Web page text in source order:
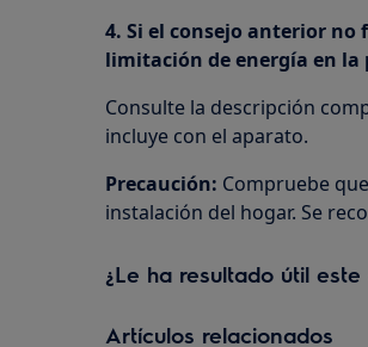
4. Si el consejo anterior no
limitación de energía en la
Consulte la descripción
incluye con el aparato.
Precaución: Compruebe
instalación del hogar. Se
¿Le ha resultado útil este
Artículos relacionados